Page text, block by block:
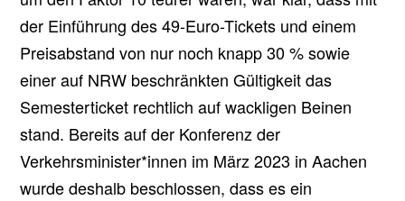
der Einführung des 49-Euro-Tickets und einem
Preisabstand von nur noch knapp 30 % sowie
einer auf NRW beschränkten Gültigkeit das
Semesterticket rechtlich auf wackligen Beinen
stand. Bereits auf der Konferenz der
Verkehrsminister*innen im März 2023 in Aachen
wurde deshalb beschlossen, dass es ein